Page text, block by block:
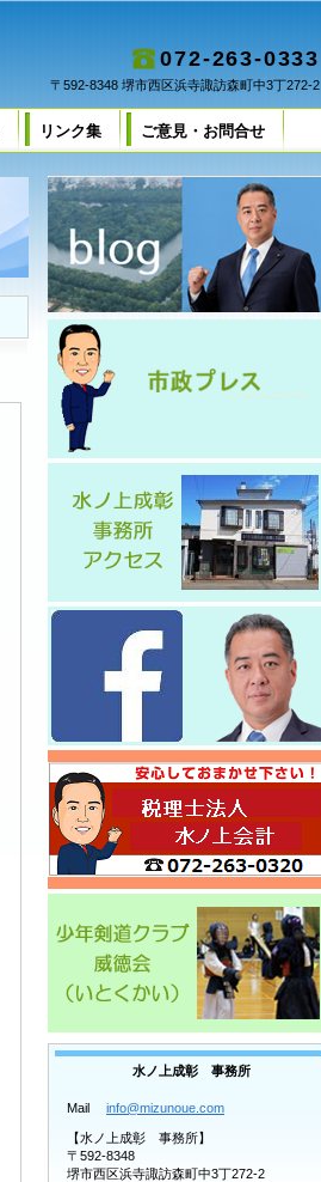
072-263-0333
〒592-8348 堺市西区浜寺諏訪森町中3丁272-2
リンク集 ご意見・お問合せ
水ノ上成彰 事務所
Mail info@mizunoue.com
【水ノ上成彰 事務所】
〒592-8348
堺市西区浜寺諏訪森町中3丁272-2